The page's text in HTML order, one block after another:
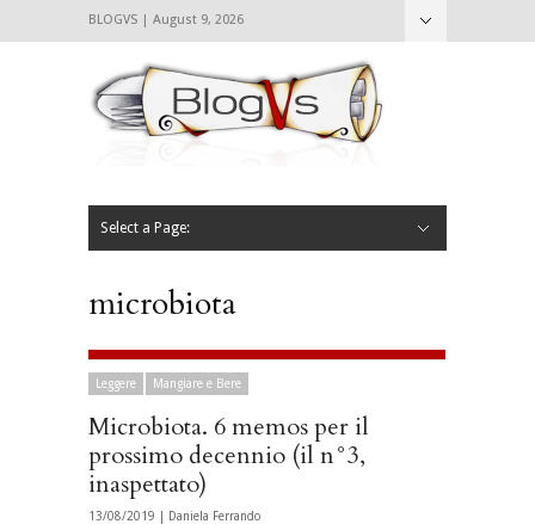
BLOGVS | August 9, 2026
Select a Page:
microbiota
Leggere Mangiare e Bere
Microbiota. 6 memos per il
prossimo decennio (il n°3,
inaspettato)
13/08/2019 | Daniela Ferrando